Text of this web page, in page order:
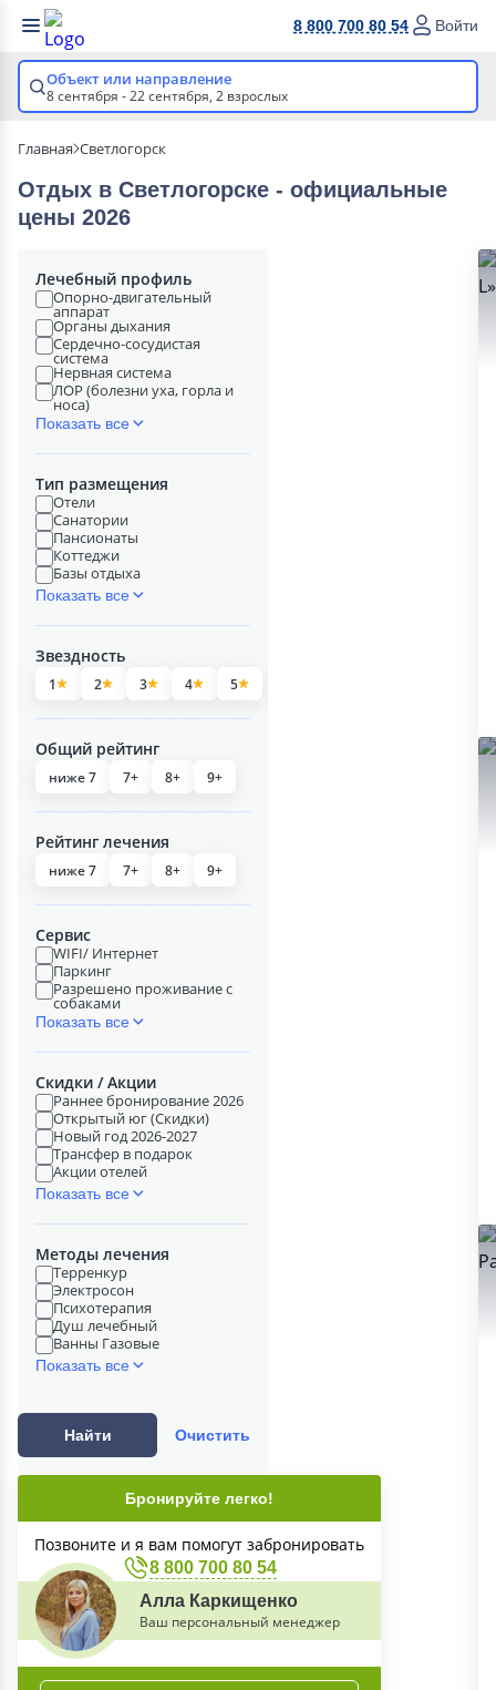
8 800 700 80 54 Войти
Объект или направление
8 сентября - 22 сентября, 2 взрослых
Главная Светлогорск
Отдых в Светлогорске - официальные
цены 2026
Лечебный профиль
Опорно-двигательный
аппарат
Органы дыхания
Сердечно-сосудистая
система
Нервная система
ЛОР (болезни уха, горла и
носа)
Показать все
Тип размещения
Отели
Санатории
Пансионаты
Коттеджи
Базы отдыха
Показать все
Звездность
1 2 3 4 5
Общий рейтинг
ниже 7 7+ 8+ 9+
Рейтинг лечения
ниже 7 7+ 8+ 9+
Сервис
WIFI/ Интернет
Паркинг
Разрешено проживание с
собаками
Показать все
Скидки / Акции
Раннее бронирование 2026
Открытый юг (Скидки)
Новый год 2026-2027
Трансфер в подарок
Акции отелей
Показать все
Методы лечения
Терренкур
Электросон
Психотерапия
Душ лечебный
Ванны Газовые
Показать все
Найти Очистить
Бронируйте легко!
Позвоните и я вам помогут забронировать
8 800 700 80 54
Алла Каркищенко
Ваш персональный менеджер